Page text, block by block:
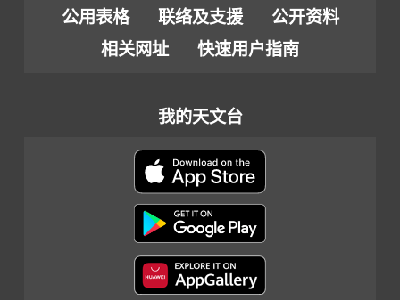
公用表格 联络及支援
公开资料
相关网址
快速用户指南
我的天文台